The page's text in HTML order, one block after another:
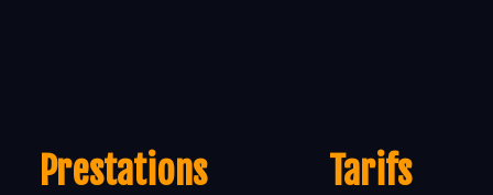
Prestations Tarifs